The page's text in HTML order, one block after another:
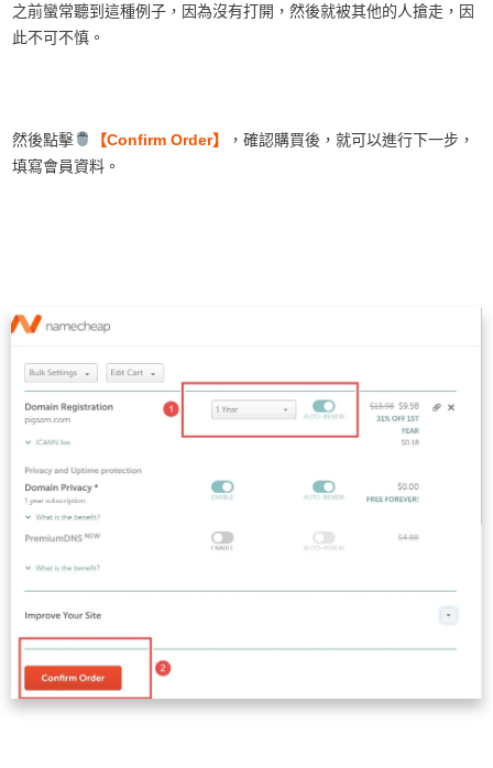
之前蠻常聽到這種例子，因為沒有打開，然後就被其他的人搶走，因
此不可不慎。
然後點擊 【Confirm Order】
，確認購買後，就可以進行下一步，
填寫會員資料。